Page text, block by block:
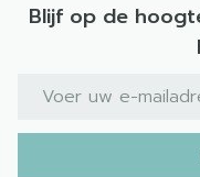
Blijf op de
E-mail adres